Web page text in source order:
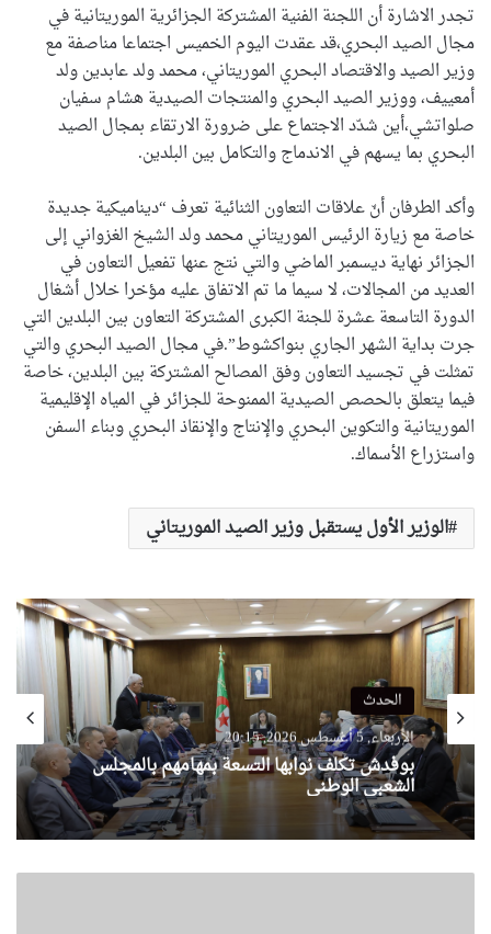
تجدر الاشارة أن اللجنة الفنية المشتركة الجزائرية الموريتانية في
مجال الصيد البحري،قد عقدت اليوم الخميس اجتماعا مناصفة مع
وزير الصيد والاقتصاد البحري الموريتاني، محمد ولد عابدين ولد
أمعييف، ووزير الصيد البحري والمنتجات الصيدية هشام سفيان
صلواتشي،أين شدّد الاجتماع على ضرورة الارتقاء بمجال الصيد
البحري بما يسهم في الاندماج والتكامل بين البلدين.
وأكد الطرفان أنّ علاقات التعاون الثنائية تعرف “ديناميكية جديدة
خاصة مع زيارة الرئيس الموريتاني محمد ولد الشيخ الغزواني إلى
الجزائر نهاية ديسمبر الماضي والتي نتج عنها تفعيل التعاون في
العديد من المجالات، لا سيما ما تم الاتفاق عليه مؤخرا خلال أشغال
الدورة التاسعة عشرة للجنة الكبرى المشتركة التعاون بين البلدين التي
جرت بداية الشهر الجاري بنواكشوط”.في مجال الصيد البحري والتي
تمثلت في تجسيد التعاون وفق المصالح المشتركة بين البلدين، خاصة
فيما يتعلق بالحصص الصيدية الممنوحة للجزائر في المياه الإقليمية
الموريتانية والتكوين البحري والإنتاج والإنقاذ البحري وبناء السفن
واستزراع الأسماك.
الوزير الأول يستقبل وزير الصيد الموريتاني
الحدث
الأربعاء, 5 أغسطس 2026, 20:15
بوفدش تكلف نوابها التسعة بمهامهم بالمجلس
الشعبي الوطني